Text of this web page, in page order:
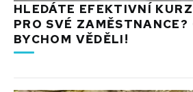
HLEDÁTE EFEKTIVNÍ
PRO SVÉ ZAMĚSTNANCE?
BYCHOM VĚDĚLI!